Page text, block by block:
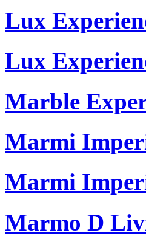
Lux
Lux
Marble
Marmi
Marmi
Marmo D